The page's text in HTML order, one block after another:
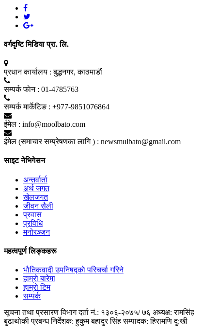
वर्गदृष्टि मिडिया प्रा. लि.
प्रधान कार्यालय : बुद्धनगर, काठमाडाैं
सम्पर्क फाेन : 01-4785763
सम्पर्क मार्केटिङ : +977-9851076864
ईमेल : info@moolbato.com
ईमेल (समाचार सम्प्रेषणका लागि ) : newsmulbato@gmail.com
साइट नेभिगेसन
अन्तर्वार्ता
अर्थ जगत
खेलजगत
जीवन सैली
प्रवास
प्रविधि
मनोरञ्जन
महत्वपूर्ण लिङ्कहरू
भाैतिकवादी उपनिषद्काे परिचर्चा गरिने
हाम्राे बारेमा
हाम्राे टिम
सम्पर्क
सूचना तथा प्रसारण विभाग दर्ता नं.: १३०६-२०७५/ ७६ अध्यक्ष: रामसिंह
बुढाथाेकी प्रबन्ध निर्देशक: हुकुम बहादुर सिंह सम्पादक: हिरामणि दु:खी